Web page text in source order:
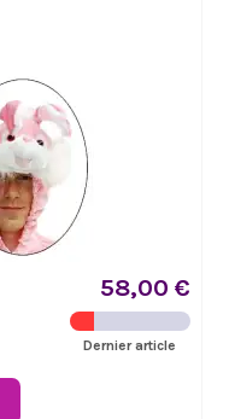
58,00 €
Dernier article